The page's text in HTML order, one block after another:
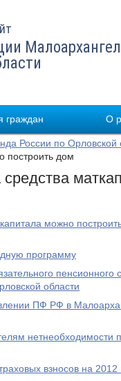
граждан О
России по Орловской
построить дом
можно
программу
области
ПФ РФ в
нетнеобходимости
взносов на 2012